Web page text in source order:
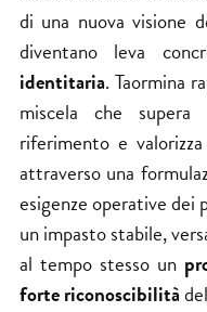
di una nuova visione
diventano leva
identitaria. Taormina
miscela che
riferimento e
attraverso una
esigenze operative dei
un impasto stabile,
al tempo stesso un
forte riconoscibilità